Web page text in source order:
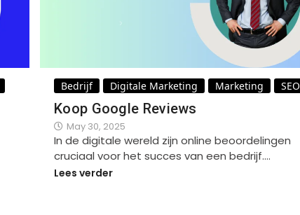
Bedrijf Digitale Marketing Marketing SEO
Koop Google Reviews
May 30, 2025
In de digitale wereld zijn online beoordelingen
cruciaal voor het succes van een bedrijf.…
Lees verder